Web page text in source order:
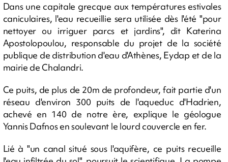
Dans une capitale grecque aux températures estivales
caniculaires, l'eau recueillie sera utilisée dès l'été "pour
nettoyer ou irriguer parcs et jardins", dit Katerina
Apostolopoulou, responsable du projet de la société
publique de distribution d'eau d'Athènes, Eydap et de la
mairie de Chalandri.
Ce puits, de plus de 20m de profondeur, fait partie d'un
réseau d'environ 300 puits de l'aqueduc d'Hadrien,
achevé en 140 de notre ère, explique le géologue
Yannis Dafnos en soulevant le lourd couvercle en fer.
Lié à "un canal situé sous l'aquifère, ce puits recueille